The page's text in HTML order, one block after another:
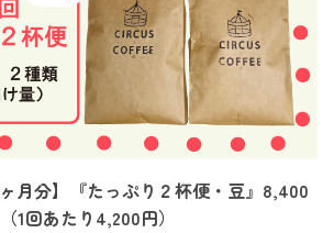
ヶ月分】『たっぷり２杯便・豆』8,400
回あたり4,200円）